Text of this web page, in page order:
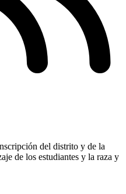
del distrito y de la
de los estudiantes y la raza y